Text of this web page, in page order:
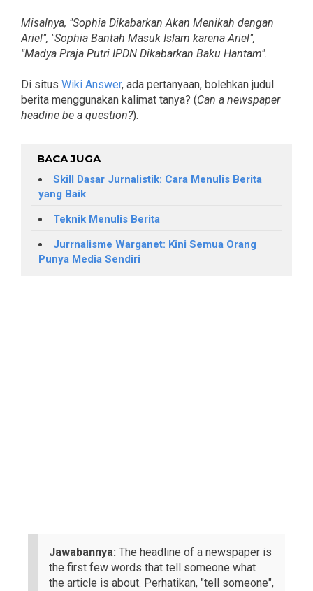
Misalnya, "Sophia Dikabarkan Akan Menikah dengan
Ariel", "Sophia Bantah Masuk Islam karena Ariel",
"Madya Praja Putri IPDN Dikabarkan Baku Hantam".
Di situs Wiki Answer, ada pertanyaan, bolehkan judul
berita menggunakan kalimat tanya? (Can a newspaper
headine be a question?).
BACA JUGA
Skill Dasar Jurnalistik: Cara Menulis Berita
yang Baik
Teknik Menulis Berita
Jurrnalisme Warganet: Kini Semua Orang
Punya Media Sendiri
Jawabannya: The headline of a newspaper is
the first few words that tell someone what
the article is about. Perhatikan, "tell someone",